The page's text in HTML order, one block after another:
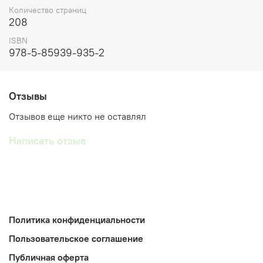
Количество страниц
208
ISBN
978-5-85939-935-2
Отзывы
Отзывов еще никто не оставлял
Написать отзыв
Политика конфиденциальности
Пользовательское соглашение
Публичная оферта